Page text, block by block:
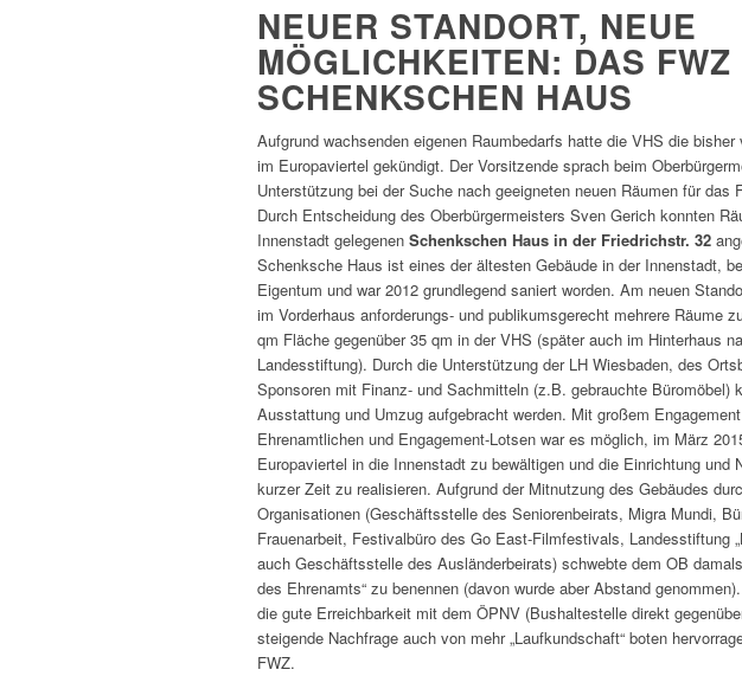
NEUER STANDORT, NEUE
MÖGLICHKEITEN: DAS FWZ
SCHENKSCHEN HAUS
Aufgrund wachsenden eigenen Raumbedarfs hatte die VHS die
im Europaviertel gekündigt. Der Vorsitzende sprach beim
Unterstützung bei der Suche nach geeigneten neuen Räumen für das
Durch Entscheidung des Oberbürgermeisters Sven Gerich konnten
Innenstadt gelegenen Schenkschen Haus in der Friedrichstr. 32
Schenksche Haus ist eines der ältesten Gebäude in der Innenstadt,
Eigentum und war 2012 grundlegend saniert worden. Am neuen
im Vorderhaus anforderungs- und publikumsgerecht mehrere Räume
qm Fläche gegenüber 35 qm in der VHS (später auch im Hinterhaus
Landesstiftung). Durch die Unterstützung der LH Wiesbaden, des
Sponsoren mit Finanz- und Sachmitteln (z.B. gebrauchte Büromöbel)
Ausstattung und Umzug aufgebracht werden. Mit großem
Ehrenamtlichen und Engagement-Lotsen war es möglich, im März
Europaviertel in die Innenstadt zu bewältigen und die Einrichtung und
kurzer Zeit zu realisieren. Aufgrund der Mitnutzung des Gebäudes
Organisationen (Geschäftsstelle des Seniorenbeirats, Migra Mundi,
Frauenarbeit, Festivalbüro des Go East-Filmfestivals, Landesstiftung
auch Geschäftsstelle des Ausländerbeirats) schwebte dem OB
des Ehrenamts“ zu benennen (davon wurde aber Abstand
die gute Erreichbarkeit mit dem ÖPNV (Bushaltestelle direkt
steigende Nachfrage auch von mehr „Laufkundschaft“ boten
FWZ.